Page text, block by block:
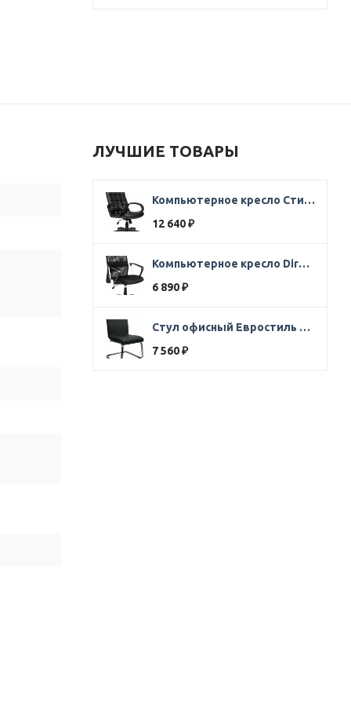
ЛУЧШИЕ ТОВАРЫ
Компьютерное кресло Стиль Ультра SOFT кожа черная
12 640 ₽
Компьютерное кресло Direct ткань черная
6 890 ₽
Стул офисный Евростиль 250 (стул сбербанк) кожзам черный
7 560 ₽